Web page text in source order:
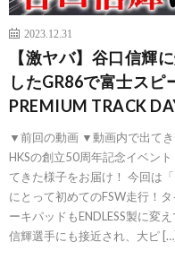
2023.12.31
【激ヤバ】谷口信輝
したGR86で富士ス
PREMIUM TRACK
▼前回の動画 ▼動画内で出て
HKSの創立50周年記念イベン
てきた様子をお届け！ 今回は
にとって初めてのFSW走行！
ーキパッドもENDLESS製に変
信輝選手にも接近され、大ピ